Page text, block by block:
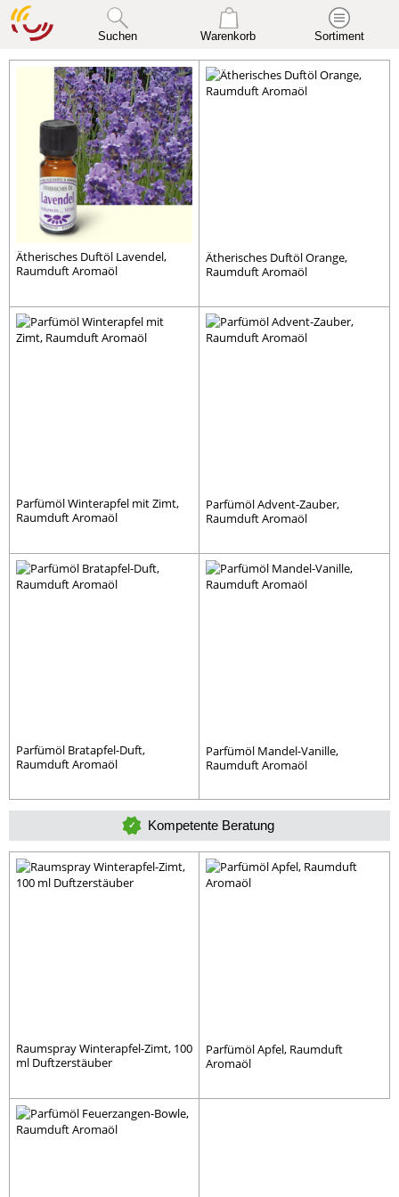
Suchen Warenkorb Sortiment
Ätherisches Duftöl Lavendel,
Raumduft Aromaöl
Ätherisches Duftöl Orange,
Raumduft Aromaöl
Parfümöl Winterapfel mit Zimt,
Raumduft Aromaöl
Parfümöl Advent-Zauber,
Raumduft Aromaöl
Parfümöl Bratapfel-Duft,
Raumduft Aromaöl
Parfümöl Mandel-Vanille,
Raumduft Aromaöl
Kompetente Beratung
Raumspray Winterapfel-Zimt, 100
ml Duftzerstäuber
Parfümöl Apfel, Raumduft
Aromaöl